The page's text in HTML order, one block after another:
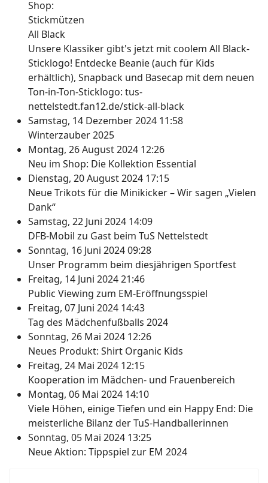
Unsere Klassiker gibt's jetzt mit coolem All Black-
Sticklogo! Entdecke Beanie (auch für Kids
erhältlich), Snapback und Basecap mit dem neuen
Ton-in-Ton-Sticklogo: tus-
nettelstedt.fan12.de/stick-all-black
Samstag, 14 Dezember 2024 11:58
Winterzauber 2025
Montag, 26 August 2024 12:26
Neu im Shop: Die Kollektion Essential
Dienstag, 20 August 2024 17:15
Neue Trikots für die Minikicker – Wir sagen „Vielen
Dank“
Samstag, 22 Juni 2024 14:09
DFB-Mobil zu Gast beim TuS Nettelstedt
Sonntag, 16 Juni 2024 09:28
Unser Programm beim diesjährigen Sportfest
Freitag, 14 Juni 2024 21:46
Public Viewing zum EM-Eröffnungsspiel
Freitag, 07 Juni 2024 14:43
Tag des Mädchenfußballs 2024
Sonntag, 26 Mai 2024 12:26
Neues Produkt: Shirt Organic Kids
Freitag, 24 Mai 2024 12:15
Kooperation im Mädchen- und Frauenbereich
Montag, 06 Mai 2024 14:10
Viele Höhen, einige Tiefen und ein Happy End: Die
meisterliche Bilanz der TuS-Handballerinnen
Sonntag, 05 Mai 2024 13:25
Neue Aktion: Tippspiel zur EM 2024